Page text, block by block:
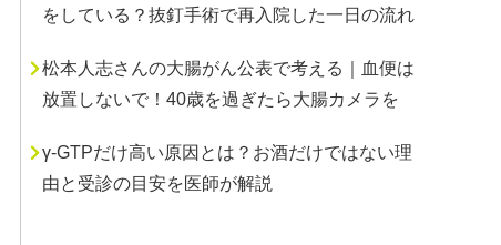
をしている？抜釘手術で再入院した一日の流れ
松本人志さんの大腸がん公表で考える｜血便は
放置しないで！40歳を過ぎたら大腸カメラを
γ-GTPだけ高い原因とは？お酒だけではない理
由と受診の目安を医師が解説